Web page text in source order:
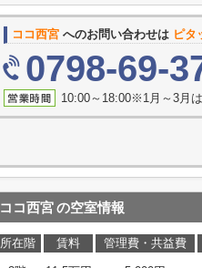
ココ西宮 へのお問い合わせは ピタ
0798-69-
10:00～18:00※1月～3月
ココ西宮の空室情報
所在階 賃料 管理費・共益費